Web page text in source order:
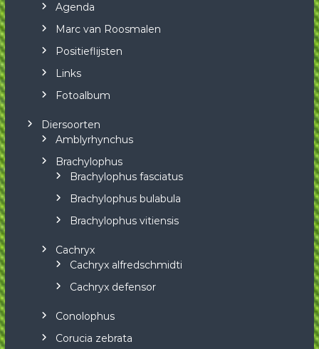
Agenda
Marc van Roosmalen
Positieflijsten
Links
Fotoalbum
Diersoorten
Amblyrhynchus
Brachylophus
Brachylophus fasciatus
Brachylophus bulabula
Brachylophus vitiensis
Cachryx
Cachryx alfredschmidti
Cachryx defensor
Conolophus
Corucia zebrata